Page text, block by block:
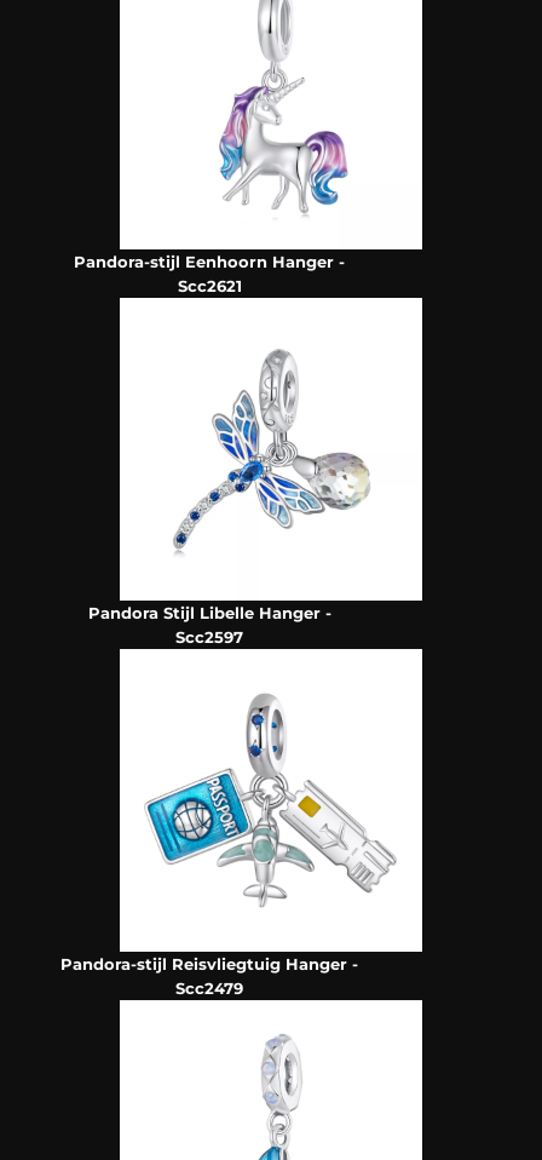
Pandora-stijl Eenhoorn Hanger -
Scc2621
Pandora Stijl Libelle Hanger -
Scc2597
Pandora-stijl Reisvliegtuig Hanger -
Scc2479